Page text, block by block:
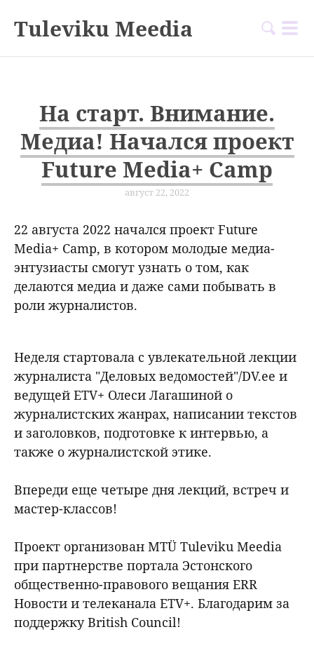
Tuleviku Meedia
На старт. Внимание.
Медиа! Начался проект
Future Media+ Camp
август 22, 2022
22 августа 2022 начался проект Future
Media+ Camp, в котором молодые медиа-
энтузиасты смогут узнать о том, как
делаются медиа и даже сами побывать в
роли журналистов.
Неделя стартовала с увлекательной лекции
журналиста "Деловых ведомостей"/DV.ee и
ведущей ETV+ Олеси Лагашиной о
журналистских жанрах, написании текстов
и заголовков, подготовке к интервью, а
также о журналистской этике.
Впереди еще четыре дня лекций, встреч и
мастер-классов!
Проект организован MTÜ Tuleviku Meedia
при партнерстве портала Эстонского
общественно-правового вещания ERR
Новости и телеканала ETV+. Благодарим за
поддержку British Council!